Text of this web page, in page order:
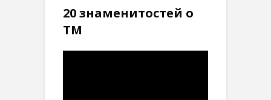
20 знаменитостей о
ТМ